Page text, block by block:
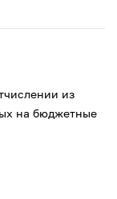
из
на бюджетные